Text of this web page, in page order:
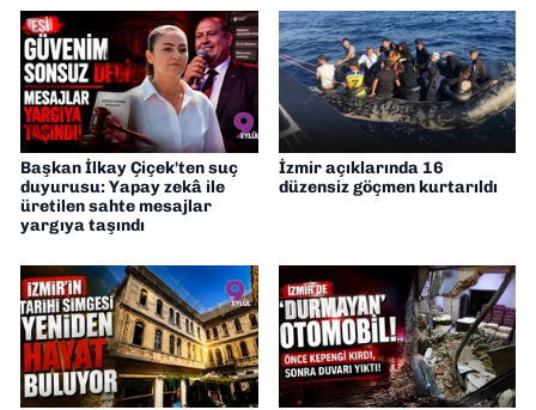
Başkan İlkay Çiçek'ten suç
duyurusu: Yapay zekâ ile
üretilen sahte mesajlar
yargıya taşındı
İzmir açıklarında 16
düzensiz göçmen kurtarıldı